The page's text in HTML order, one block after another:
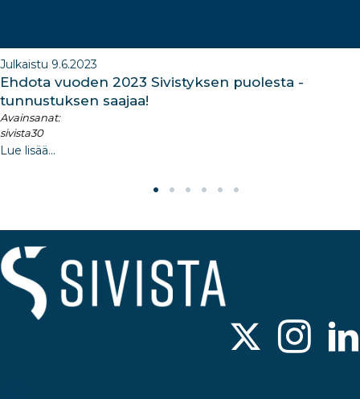
Julkaistu 9.6.2023
Ehdota vuoden 2023 Sivistyksen puolesta -
tunnustuksen saajaa!
Avainsanat:
sivista30
Lue lisää...